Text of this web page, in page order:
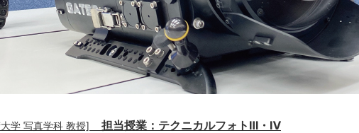
学 写真学科 教授] 担当授業：テクニカルフォトⅢ・Ⅳ